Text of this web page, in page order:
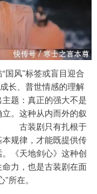
风”标签或盲目迎合
长、普世情感的理解
题：真正的强大不是
。这种从内而外的叙
古装剧只有扎根于
规律，才能既提供传
《天地剑心》这种创
力，也是古装剧在面
所在。
+1.42%